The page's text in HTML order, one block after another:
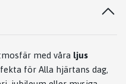
med våra ljus
för Alla hjärtans dag,